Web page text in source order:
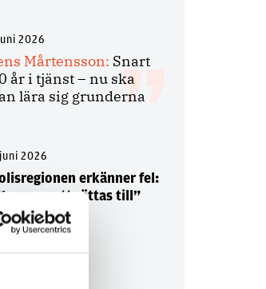
2026
Mårtensson: Snart
år i tjänst – nu ska
lära sig grunderna
2026
erkänner fel:
att rättas till”